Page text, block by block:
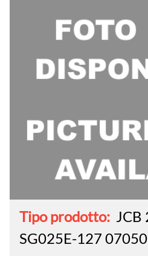
Tipo prodotto: JCB
SG025E-127